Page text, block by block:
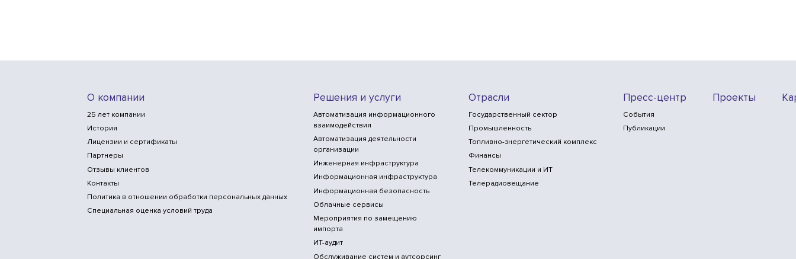
О компании
25 лет компании
История
Лицензии и сертификаты
Партнеры
Отзывы клиентов
Контакты
Политика в отношении обработки персональных данных
Специальная оценка условий труда
Решения и услуги
Автоматизация информационного
взаимодействия
Автоматизация деятельности
организации
Инженерная инфраструктура
Информационная инфраструктура
Информационная безопасность
Облачные сервисы
Мероприятия по замещению
импорта
ИТ-аудит
Обслуживание систем и аутсорсинг
Отрасли
Государственный сектор
Промышленность
Топливно-энергетический комплекс
Финансы
Телекоммуникации и ИТ
Телерадиовещание
Пресс-центр
События
Публикации
Проекты